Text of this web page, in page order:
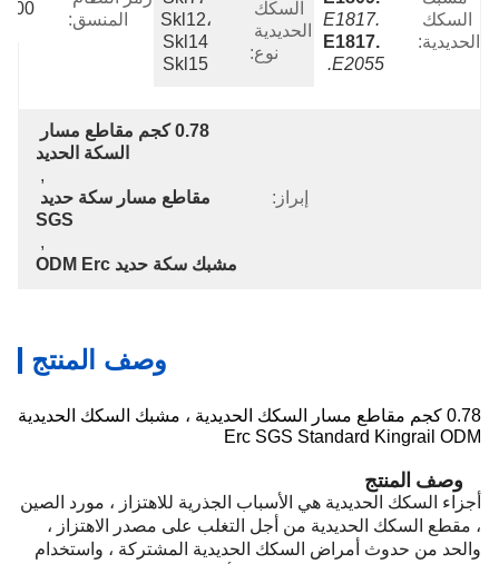
السكك
الحديدية:
E1817.
E1817.
E2055.
السكك
الحديدية
نوع:
Skl12،
Skl14
Skl15
المنسق:
إبراز:
السكة الحديد
,
SGS
,
مشبك سكة حديد ODM Erc
وصف المنتج
0.78 كجم مقاطع مسار السكك الحديدية ، مشبك السكك الحديدية
Erc SGS Standard Kingrail ODM
وصف المنتج
أجزاء السكك الحديدية هي الأسباب الجذرية للاهتزاز ، مورد الصين
، مقطع السكك الحديدية من أجل التغلب على مصدر الاهتزاز ،
والحد من حدوث أمراض السكك الحديدية المشتركة ، واستخدام